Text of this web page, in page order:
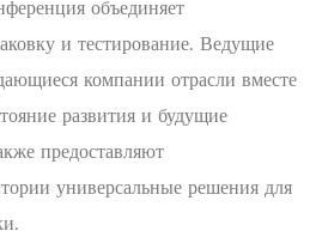
объединяет
и тестирование. Ведущие
компании отрасли вместе
развития и будущие
предоставляют
универсальные решения для